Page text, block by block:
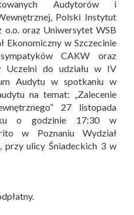
Audytorów i
Polski Instytut
o.o. oraz Uniwersytet WSB
Ekonomiczny w Szczecinie
CAKW oraz
Uczelni do udziału w IV
Audytu w spotkaniu w
na temat: „Zalecenie
27 listopada
o godzinie 17:30 w
w Poznaniu Wydział
przy ulicy Śniadeckich 3 w